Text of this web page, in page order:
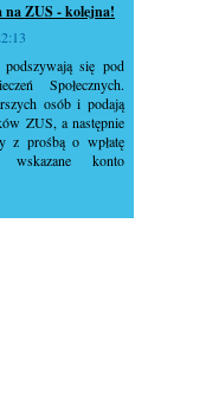
na ZUS - kolejna!
się pod
Społecznych.
osób i podają
ZUS, a następnie
z prośbą o wpłatę
konto